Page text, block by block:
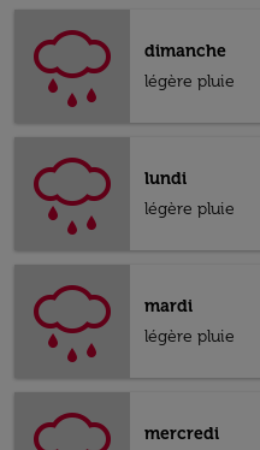
dimanche
légère pluie
lundi
légère pluie
mardi
légère pluie
mercredi